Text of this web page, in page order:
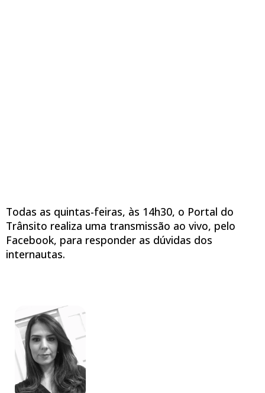
Todas as quintas-feiras, às 14h30, o Portal do
Trânsito realiza uma transmissão ao vivo, pelo
Facebook, para responder as dúvidas dos
internautas.